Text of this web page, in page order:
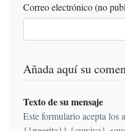
Correo electrónico (no
Añada aquí su
Texto de su mensaje
Este formulario acepta los